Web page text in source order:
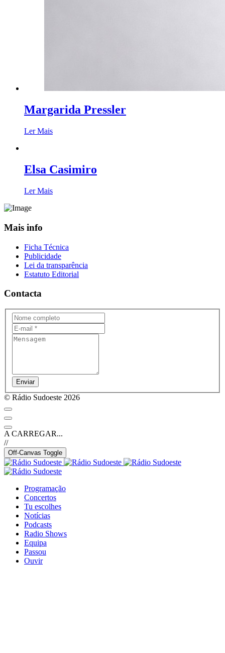
Margarida Pressler
Ler Mais
Elsa Casimiro
Ler Mais
Mais info
Ficha Técnica
Publicidade
Lei da transparência
Estatuto Editorial
Contacta
Enviar
© Rádio Sudoeste 2026
A CARREGAR...
//
Off-Canvas Toggle
Programação
Concertos
Tu escolhes
Notícias
Podcasts
Radio Shows
Equipa
Passou
Ouvir